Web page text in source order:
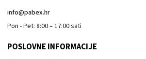
info@pabex.hr
Pon - Pet: 8:00 – 17:00 sati
POSLOVNE INFORMACIJE